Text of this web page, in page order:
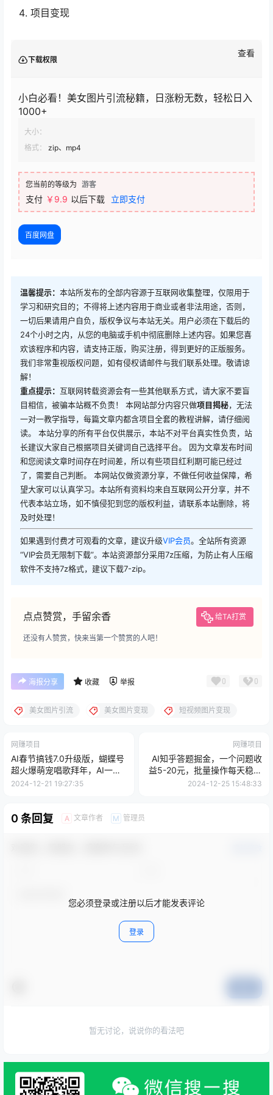
项目变现
下载权限
查看
小白必看！美女图片引流秘籍，日涨粉无数，轻松日入
1000+
大小：
格式：
zip、mp4
您当前的等级为 游客
支付 ￥9.9 以后下载 立即支付
百度网盘
温馨提示： 本站所发布的全部内容源于互联网收集整理，仅限用于
学习和研究目的；不得将上述内容用于商业或者非法用途，否则，
一切后果请用户自负，版权争议与本站无关。用户必须在下载后的
24个小时之内，从您的电脑或手机中彻底删除上述内容。如果您喜
欢该程序和内容，请支持正版，购买注册，得到更好的正版服务。
我们非常重视版权问题，如有侵权请邮件与我们联系处理。敬请谅
解！
重点提示： 互联网转载资源会有一些其他联系方式，请大家不要盲
目相信，被骗本站概不负责！ 本网站部分内容只做项目揭秘，无法
一对一教学指导，每篇文章内都含项目全套的教程讲解，请仔细阅
读。 本站分享的所有平台仅供展示，本站不对平台真实性负责，站
长建议大家自己根据项目关键词自己选择平台。 因为文章发布时间
和您阅读文章时间存在时间差，所以有些项目红利期可能已经过
了，需要自己判断。 本网站仅做资源分享，不做任何收益保障，希
望大家可以认真学习。本站所有资料均来自互联网公开分享，并不
代表本站立场，如不慎侵犯到您的版权利益，请联系本站删除，将
及时处理！
如果遇到付费才可观看的文章，建议升级VIP会员。全站所有资源
“VIP会员无限制下载”。本站资源部分采用7z压缩，为防止有人压缩
软件不支持7z格式，建议下载7-zip。
点点赞赏，手留余香 给TA打赏
还没有人赞赏，快来当第一个赞赏的人吧！
海报分享 收藏 举报 0 0
美女图片引流 美女图片变现 短视频图片变现
网赚项目
AI春节搞钱7.0升级版，蝴蝶号
超火爆萌宠唱歌拜年，AI一键
批量制作，春节做轻松躺赚，
2024-12-21 19:27:35
网赚项目
AI知乎答题掘金，一个问题收
益5-20元，批量操作每天稳定
200+
2024-12-25 15:48:33
0 条回复 A 文章作者 M 管理员
您必须登录或注册以后才能发表评论
登录
暂无讨论，说说你的看法吧